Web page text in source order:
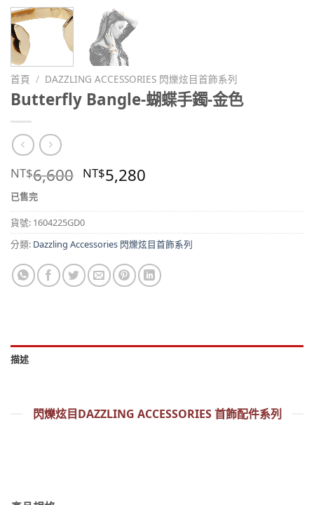
首頁 / DAZZLING ACCESSORIES 閃爍炫目首飾系列
Butterfly Bangle-蝴蝶手鐲-金色
NT$6,600 NT$5,280
已售完
貨號: 1604225GD0
分類: Dazzling Accessories 閃爍炫目首飾系列
描述
閃爍炫目DAZZLING ACCESSORIES 首飾配件系列